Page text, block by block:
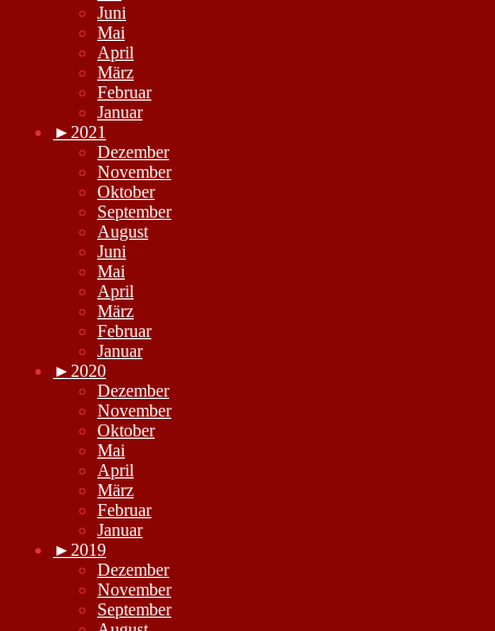
Juni
Mai
April
März
Februar
Januar
► 2021
Dezember
November
Oktober
September
August
Juni
Mai
April
März
Februar
Januar
► 2020
Dezember
November
Oktober
Mai
April
März
Februar
Januar
► 2019
Dezember
November
September